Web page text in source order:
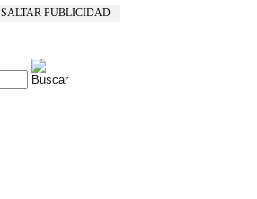
SALTAR PUBLICIDAD